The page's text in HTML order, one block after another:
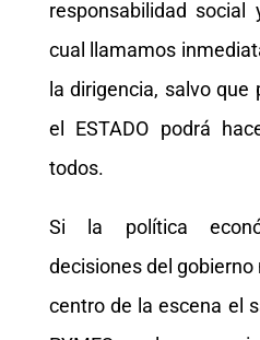
responsabilidad
cual llamamos
la dirigencia, salvo que
el ESTADO podrá
todos.
Si la política
decisiones del gobierno
centro de la escena el